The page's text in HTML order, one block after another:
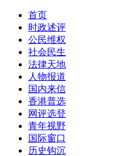
首页
时政述评
公民维权
社会民生
法律天地
人物报道
国内来信
香港普选
网评选登
青年视野
国际窗口
历史钩沉